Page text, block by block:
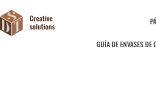
GUÍA DE ENVASES DE